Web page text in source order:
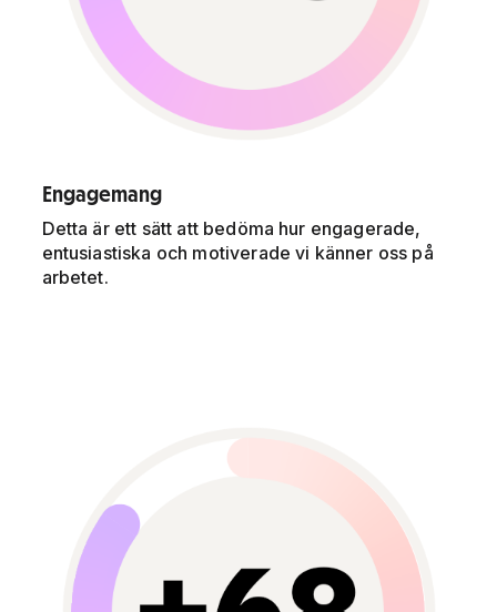
Engagemang
Detta är ett sätt att bedöma hur engagerade,
entusiastiska och motiverade vi känner oss på
arbetet.